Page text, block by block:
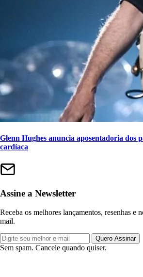
Glenn Hughes anuncia aposentadoria dos
cardíaca
Assine a Newsletter
Receba os melhores lançamentos, resenhas e
mail.
Quero Assinar
Sem spam. Cancele quando quiser.